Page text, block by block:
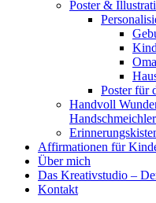
Poster &
Poster für
Handvoll
Handschmeichler
Affirmationen für
Über mich
Das Kreativstudio –
Kontakt